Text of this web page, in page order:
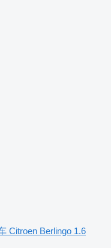
Citroen Berlingo 1.6